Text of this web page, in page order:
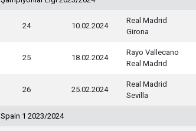
24 10.02.2024
Real Madrid
Girona
25 18.02.2024
Rayo Vallecano
Real Madrid
26 25.02.2024
Real Madrid
Sevilla
Spain 1 2023/2024